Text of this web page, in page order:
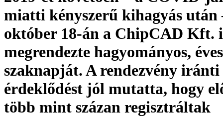
miatti kényszerű kihagyás után
október 18-án a ChipCAD Kft.
megrendezte hagyományos, éves
szaknapját. A rendezvény
érdeklődést jól mutatta, hogy
több mint százan regisztráltak